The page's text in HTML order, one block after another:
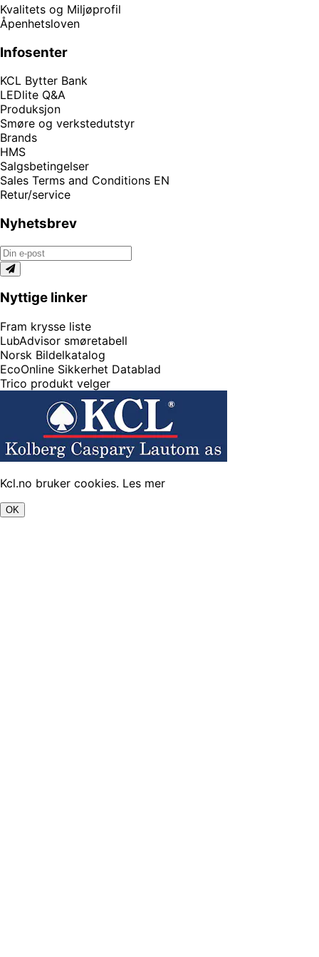
Kvalitets og Miljøprofil
Åpenhetsloven
Infosenter
KCL Bytter Bank
LEDlite Q&A
Produksjon
Smøre og verkstedutstyr
Brands
HMS
Salgsbetingelser
Sales Terms and Conditions EN
Retur/service
Nyhetsbrev
Nyttige linker
Fram krysse liste
LubAdvisor smøretabell
Norsk Bildelkatalog
EcoOnline Sikkerhet Datablad
Trico produkt velger
Kcl.no bruker cookies. Les mer
OK